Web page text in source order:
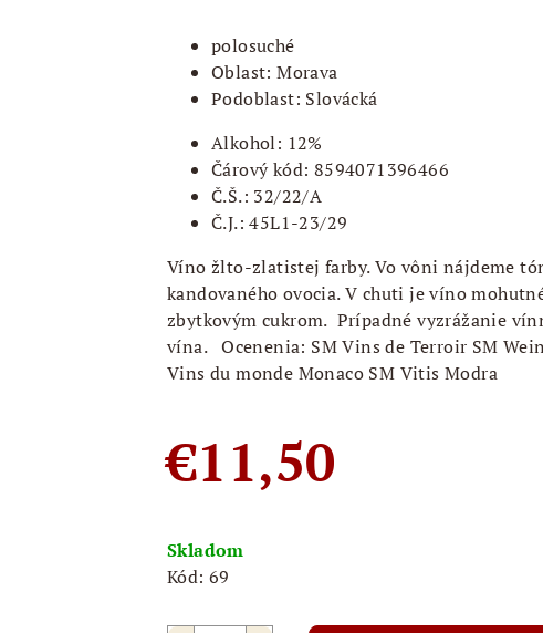
polosuché
Oblast: Morava
Podoblast: Slovácká
Alkohol: 12%
Čárový kód: 8594071396466
Č.Š.: 32/22/A
Č.J.: 45L1-23/29
Víno žlto-zlatistej farby. Vo vôni nájdeme
kandovaného ovocia. V chuti je víno
zbytkovým cukrom. Prípadné vyzrážanie
vína. Ocenenia: SM Vins de Terroir SM
Vins du monde Monaco SM Vitis Modra
€11,50
cena:
Skladom
Kód: 69